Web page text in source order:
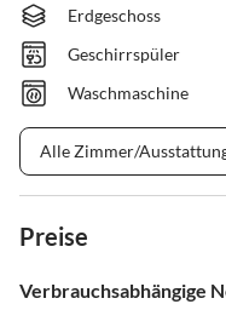
Erdgeschoss
Geschirrspüler
Waschmaschine
Alle Zimmer/
Preise
Verbrauchsabhängige